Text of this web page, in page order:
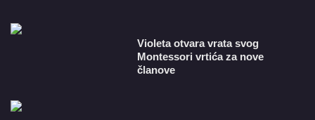
Violeta otvara vrata svog
Montessori vrtića za nove
članove